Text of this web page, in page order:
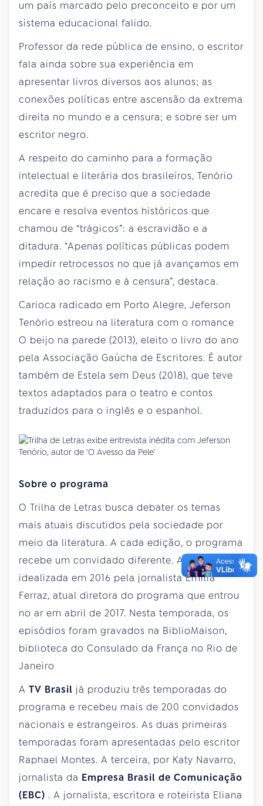
um país marcado pelo preconceito e por um
sistema educacional falido.
Professor da rede pública de ensino, o escritor
fala ainda sobre sua experiência em
apresentar livros diversos aos alunos; as
conexões políticas entre ascensão da extrema
direita no mundo e a censura; e sobre ser um
escritor negro.
A respeito do caminho para a formação
intelectual e literária dos brasileiros, Tenório
acredita que é preciso que a sociedade
encare e resolva eventos históricos que
chamou de “trágicos”: a escravidão e a
ditadura. “Apenas políticas públicas podem
impedir retrocessos no que já avançamos em
relação ao racismo e à censura”, destaca.
Carioca radicado em Porto Alegre, Jeferson
Tenório estreou na literatura com o romance
O beijo na parede (2013), eleito o livro do ano
pela Associação Gaúcha de Escritores. É autor
também de Estela sem Deus (2018), que teve
textos adaptados para o teatro e contos
traduzidos para o inglês e o espanhol.
Sobre o programa
O Trilha de Letras busca debater os temas
mais atuais discutidos pela sociedade por
meio da literatura. A cada edição, o programa
recebe um convidado diferente. A atração foi
idealizada em 2016 pela jornalista Emília
Ferraz, atual diretora do programa que entrou
no ar em abril de 2017. Nesta temporada, os
episódios foram gravados na BiblioMaison,
biblioteca do Consulado da França no Rio de
Janeiro
A TV Brasil já produziu três temporadas do
programa e recebeu mais de 200 convidados
nacionais e estrangeiros. As duas primeiras
temporadas foram apresentadas pelo escritor
Raphael Montes. A terceira, por Katy Navarro,
jornalista da Empresa Brasil de Comunicação
(EBC) . A jornalista, escritora e roteirista Eliana